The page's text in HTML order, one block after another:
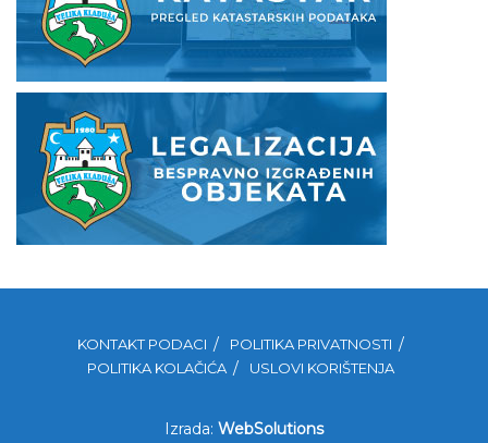
KONTAKT PODACI
POLITIKA PRIVATNOSTI
POLITIKA KOLAČIĆA
USLOVI KORIŠTENJA
Izrada: WebSolutions